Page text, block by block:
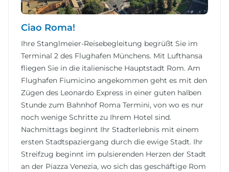
Ciao Roma!
Ihre Stanglmeier-Reisebegleitung begrüßt Sie im
Terminal 2 des Flughafen Münchens. Mit Lufthansa
fliegen Sie in die italienische Hauptstadt Rom. Am
Flughafen Fiumicino angekommen geht es mit den
Zügen des Leonardo Express in einer guten halben
Stunde zum Bahnhof Roma Termini, von wo es nur
noch wenige Schritte zu Ihrem Hotel sind.
Nachmittags beginnt Ihr Stadterlebnis mit einem
ersten Stadtspaziergang durch die ewige Stadt. Ihr
Streifzug beginnt im pulsierenden Herzen der Stadt
an der Piazza Venezia, wo sich das geschäftige Rom